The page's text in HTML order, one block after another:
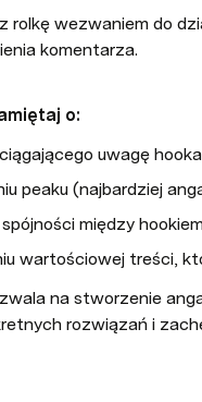
rolkę wezwaniem do
komentarza.
o:
uwagę
peaku (najbardziej
między
wartościowej treści,
na stworzenie
rozwiązań i